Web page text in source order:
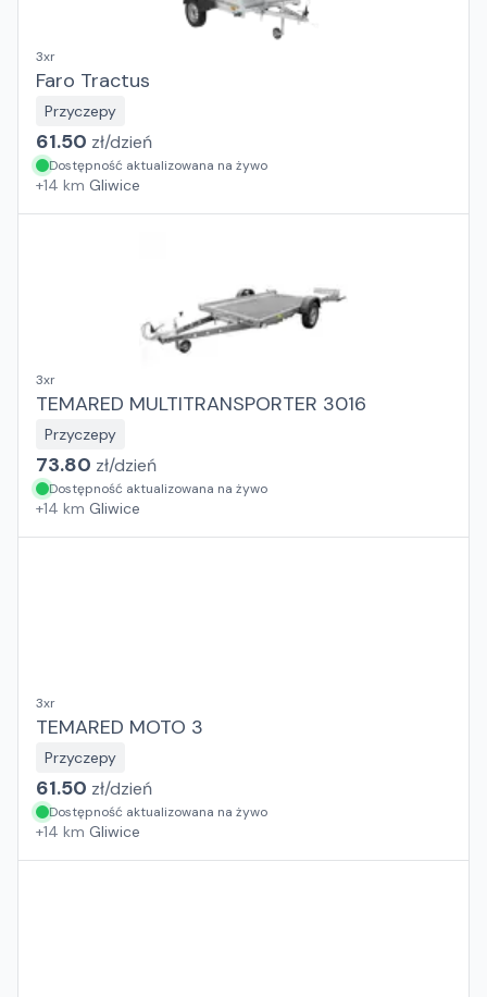
3xr
Faro Tractus
Przyczepy
61.50 zł/dzień
Dostępność aktualizowana na żywo
+14 km Gliwice
3xr
TEMARED MULTITRANSPORTER 3016
Przyczepy
73.80 zł/dzień
Dostępność aktualizowana na żywo
+14 km Gliwice
3xr
TEMARED MOTO 3
Przyczepy
61.50 zł/dzień
Dostępność aktualizowana na żywo
+14 km Gliwice